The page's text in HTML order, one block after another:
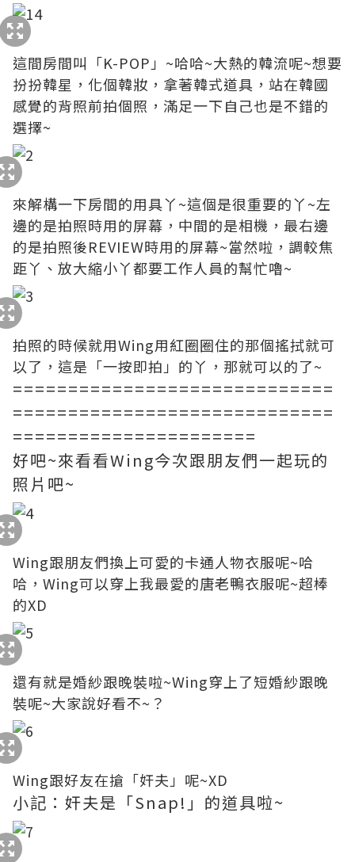
這間房間叫「K-POP」~哈哈~大熱的韓流呢~想要
扮扮韓星，化個韓妝，拿著韓式道具，站在韓國
感覺的背照前拍個照，滿足一下自己也是不錯的
選擇~
來解構一下房間的用具丫~這個是很重要的丫~左
邊的是拍照時用的屏幕，中間的是相機，最右邊
的是拍照後REVIEW時用的屏幕~當然啦，調較焦
距丫、放大縮小丫都要工作人員的幫忙嚕~
拍照的時候就用Wing用紅圈圈住的那個搖拭就可
以了，這是「一按即拍」的丫，那就可以的了~
=============================
=============================
======================
好吧~來看看Wing今次跟朋友們一起玩的
照片吧~
Wing跟朋友們換上可愛的卡通人物衣服呢~哈
哈，Wing可以穿上我最愛的唐老鴨衣服呢~超棒
的XD
還有就是婚紗跟晚裝啦~Wing穿上了短婚紗跟晚
裝呢~大家說好看不~？
Wing跟好友在搶「奸夫」呢~XD
小記：奸夫是「Snap!」的道具啦~